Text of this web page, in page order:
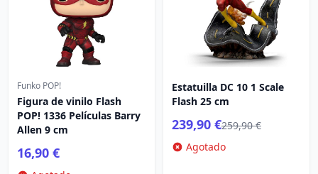
Funko POP!
Figura de vinilo Flash
POP! 1336 Películas Barry
Allen 9 cm
16,90 €
Estatuilla DC 10 1 Scale
Flash 25 cm
239,90 €259,90 €
Agotado